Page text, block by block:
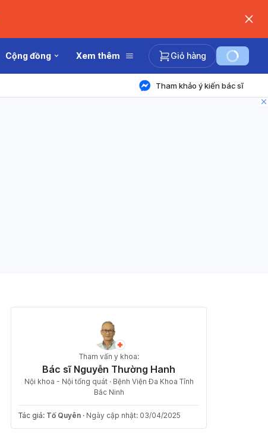
Cộng đồng Xem thêm Giỏ hàng
Tham khảo ý kiến bác sĩ
Tham vấn y khoa:
Bác sĩ Nguyễn Thường Hanh
Nội khoa - Nội tổng quát · Bệnh Viện Đa Khoa Tỉnh
Bắc Ninh
Tác giả: Tố Quyên · Ngày cập nhật: 03/04/2025